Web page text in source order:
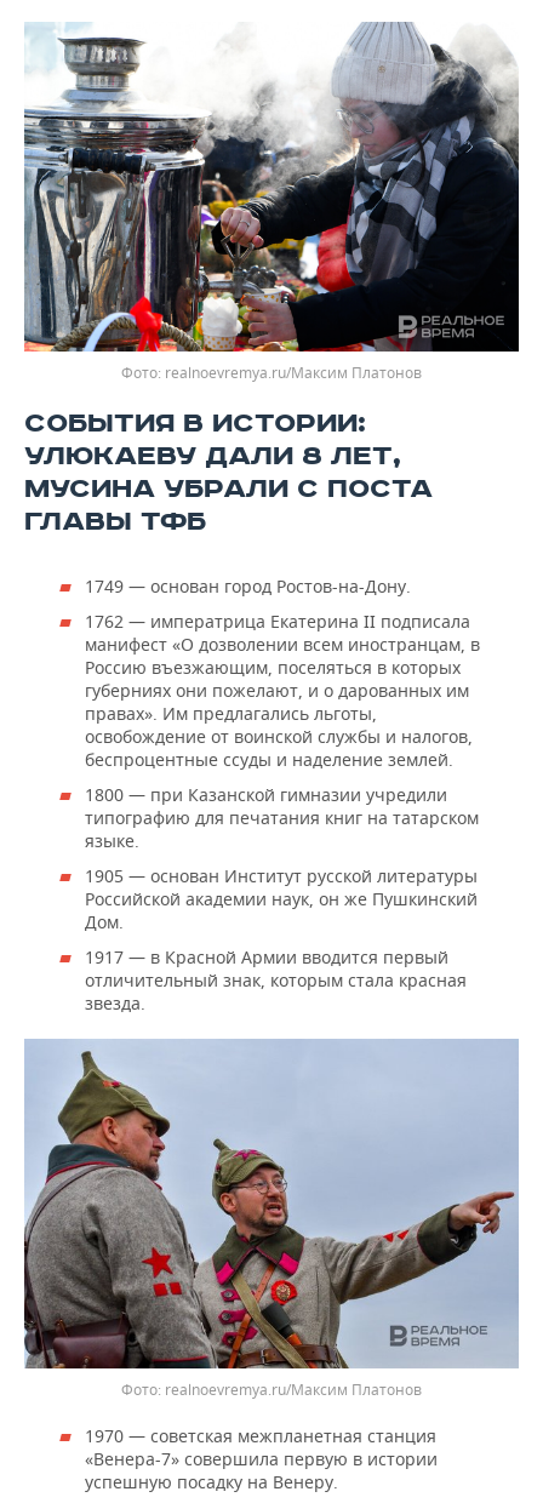
realnoevremya.ru/Максим Платонов
СОБЫТИЯ В ИСТОРИИ:
УЛЮКАЕВУ ДАЛИ 8 ЛЕТ,
МУСИНА УБРАЛИ С ПОСТА
ГЛАВЫ ТФБ
1749 — основан город Ростов-на-Дону.
1762 — императрица Екатерина II подписала
манифест «О дозволении всем иностранцам, в
Россию въезжающим, поселяться в которых
губерниях они пожелают, и о дарованных им
правах». Им предлагались льготы,
освобождение от воинской службы и налогов,
беспроцентные ссуды и наделение землей.
1800 — при Казанской гимназии учредили
типографию для печатания книг на татарском
языке.
1905 — основан Институт русской литературы
Российской академии наук, он же Пушкинский
Дом.
1917 — в Красной Армии вводится первый
отличительный знак, которым стала красная
звезда.
realnoevremya.ru/Максим Платонов
1970 — советская межпланетная станция
«Венера-7» совершила первую в истории
успешную посадку на Венеру.